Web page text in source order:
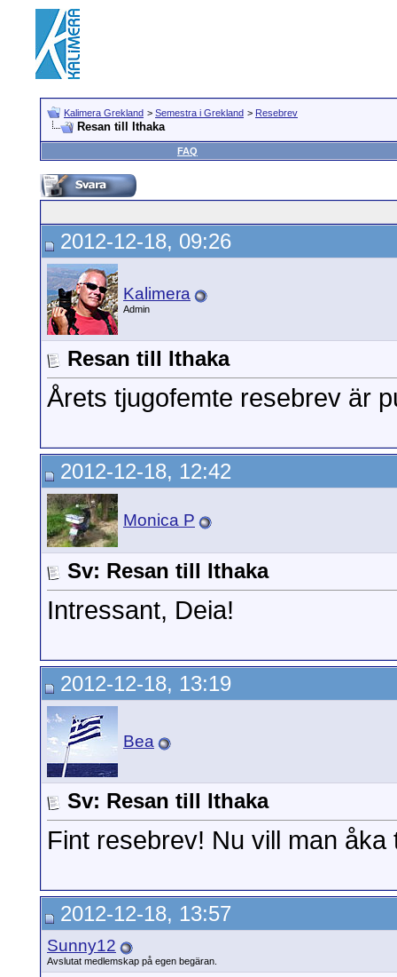
Kalimera Grekland > Semestra i Grekland > Resebrev
Resan till Ithaka
FAQ
2012-12-18, 09:26
Kalimera
Admin
Resan till Ithaka
Årets tjugofemte resebrev är
2012-12-18, 12:42
Monica P
Sv: Resan till Ithaka
Intressant, Deia!
2012-12-18, 13:19
Bea
Sv: Resan till Ithaka
Fint resebrev! Nu vill man åka
2012-12-18, 13:57
Sunny12
Avslutat medlemskap på egen begäran.